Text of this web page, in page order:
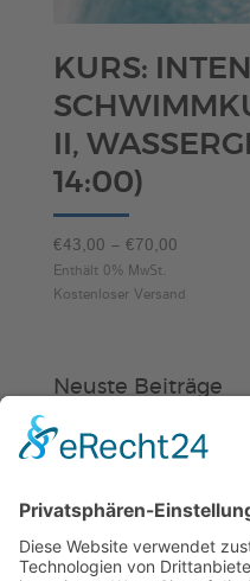
KURS:
II,
14:00)
€43,00 – €70,00
bis
Enthält 0% MwSt.
Kostenloser Versand
Neuste Beiträge
Verein
ab 13 Uhr